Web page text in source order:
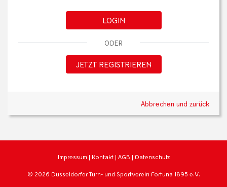
LOGIN
ODER
JETZT REGISTRIEREN
Abbrechen und zurück
Impressum | Kontakt | AGB | Datenschutz
© 2026 Düsseldorfer Turn- und Sportverein Fortuna 1895 e.V.